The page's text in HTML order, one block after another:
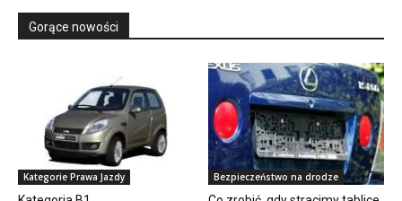
Gorące nowości
Kategorie Prawa Jazdy Bezpieczeństwo na drodze